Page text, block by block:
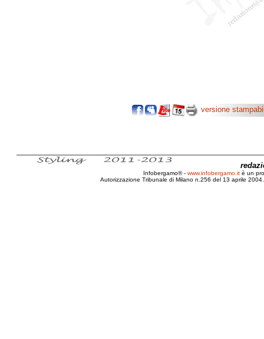
versione
Infobergamo® - www.infobergamo.it è un
Autorizzazione Tribunale di Milano n.256 del 13 aprile